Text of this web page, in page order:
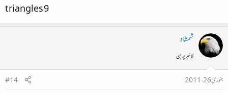
9 triangles​
شمشاد
لائبریرین
جنوری 26، 2011
#14